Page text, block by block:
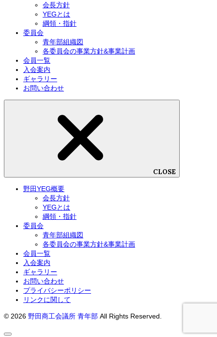
会長方針
YEGとは
綱領・指針
委員会
青年部組織図
各委員会の事業方針&事業計画
会員一覧
入会案内
ギャラリー
お問い合わせ
CLOSE
野田YEG概要
会長方針
YEGとは
綱領・指針
委員会
青年部組織図
各委員会の事業方針&事業計画
会員一覧
入会案内
ギャラリー
お問い合わせ
プライバシーポリシー
リンクに関して
© 2026 野田商工会議所 青年部 All Rights Reserved.